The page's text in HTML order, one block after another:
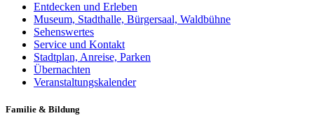
Entdecken und Erleben
Museum, Stadthalle, Bürgersaal, Waldbühne
Sehenswertes
Service und Kontakt
Stadtplan, Anreise, Parken
Übernachten
Veranstaltungskalender
Familie & Bildung